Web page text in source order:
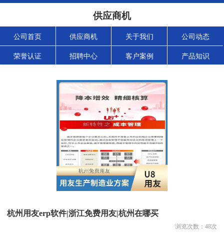
供应商机
公司首页 供应商机 关于我们 公司动态
荣誉认证 招聘中心 客户案例 产品知识
杭州用友erp软件|浙江免费用友|杭州在哪买
浏览次数： 48次